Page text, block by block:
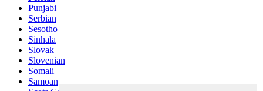
Punjabi
Serbian
Sesotho
Sinhala
Slovak
Slovenian
Somali
Samoan